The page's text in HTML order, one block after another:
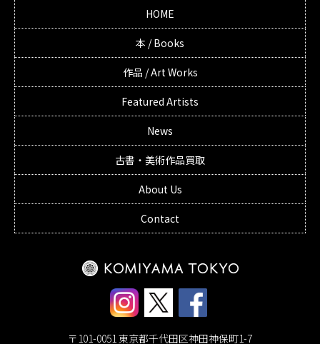
HOME
本 / Books
作品 / Art Works
Featured Artists
News
古書・美術作品買取
About Us
Contact
〒101-0051 東京都千代田区神田神保町1-7